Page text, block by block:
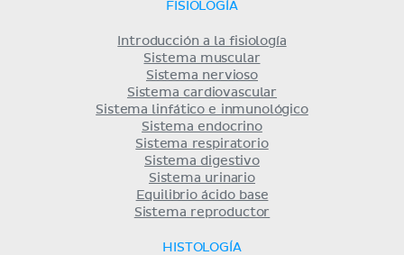
FISIOLOGÍA
Introducción a la fisiología
Sistema muscular
Sistema nervioso
Sistema cardiovascular
Sistema linfático e inmunológico
Sistema endocrino
Sistema respiratorio
Sistema digestivo
Sistema urinario
Equilibrio ácido base
Sistema reproductor
HISTOLOGÍA